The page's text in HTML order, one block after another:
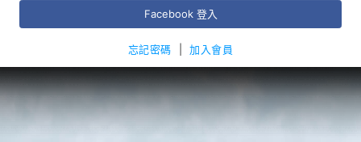
Facebook 登入
忘記密碼 |加入會員